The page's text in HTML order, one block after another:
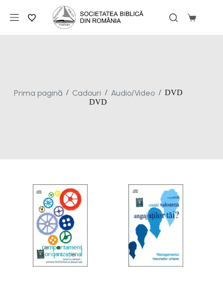
conținut
Coș
Prima pagină / Cadouri / Audio/Video / DVD
DVD